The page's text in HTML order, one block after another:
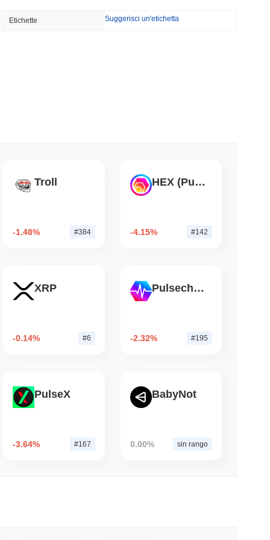
di tokenizzazione nel settore immobiliare
di lettura
Etichette Suggerisci un'etichetta
Troll
-1.48% #384
HEX (Pulsechain)
-4.15% #142
XRP
-0.14% #6
Pulsechain
-2.32% #195
PulseX
-3.64% #167
BabyNot
0.00% sin rango